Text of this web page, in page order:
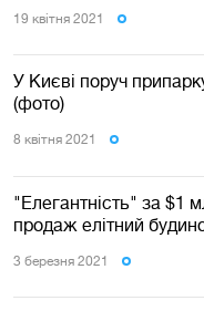
19 квiтня 2021
У Києві поруч
(фото)
8 квiтня 2021
"Елегантність" за $1
продаж елітний
3 березня 2021